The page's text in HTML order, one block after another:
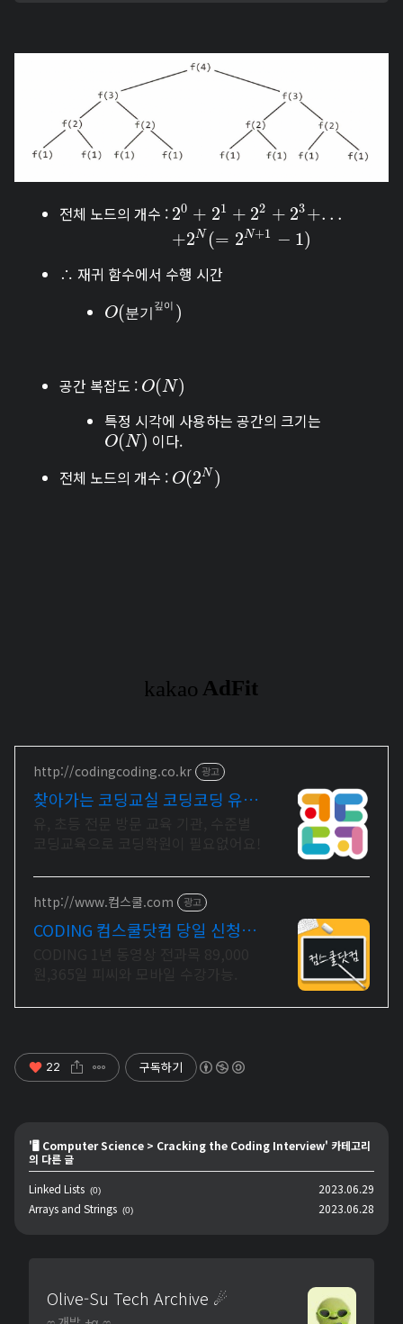
전체 노드의 개수 : 20 + 21 + 22 + 23+. . .
+2N (= 2N+1 − 1)
20 +21+2 2+ 23+ ...+2N(= 2 N
∴ 재귀 함수에서 수행 시간
O(분기
깊이 )
O(분기깊이 )
공간 복잡도 : O(N)
O(N)
특정 시각에 사용하는 공간의 크기는
O(N)
O(N)
이다.
전체 노드의 개수 : O(2N )
O(2N)
http://codingcoding.co.kr 광고
찾아가는 코딩교실 코딩코딩 유아
http://www.컴스쿨.com 광고
CODING 컴스쿨닷컴 당일 신청&
22 구독하기
'🖥️ Computer Science > Cracking the Coding Interview' 카테고리
의 다른 글
Linked Lists (0)
2023.06.29
Arrays and Strings (0) 2023.06.28
Olive-Su Tech Archive ☄︎